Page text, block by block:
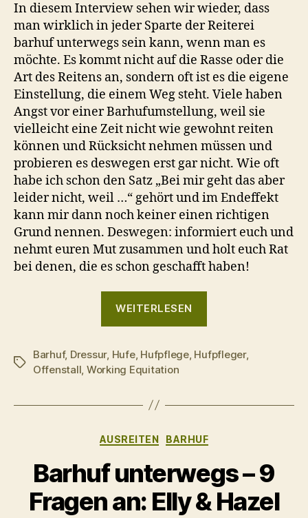
In diesem Interview sehen wir wieder, dass
man wirklich in jeder Sparte der Reiterei
barhuf unterwegs sein kann, wenn man es
möchte. Es kommt nicht auf die Rasse oder die
Art des Reitens an, sondern oft ist es die eigene
Einstellung, die einem Weg steht. Viele haben
Angst vor einer Barhufumstellung, weil sie
vielleicht eine Zeit nicht wie gewohnt reiten
können und Rücksicht nehmen müssen und
probieren es deswegen erst gar nicht. Wie oft
habe ich schon den Satz „Bei mir geht das aber
leider nicht, weil …“ gehört und im Endeffekt
kann mir dann noch keiner einen richtigen
Grund nennen. Deswegen: informiert euch und
nehmt euren Mut zusammen und holt euch Rat
bei denen, die es schon geschafft haben!
WEITERLESEN
9
Veneroso“
Schlagwörter
Barhuf, Dressur, Hufe, Hufpflege, Hufpfleger,
Offenstall, Working Equitation
Kategorien
AUSREITEN BARHUF
Barhuf unterwegs – 9
Fragen an: Elly & Hazel